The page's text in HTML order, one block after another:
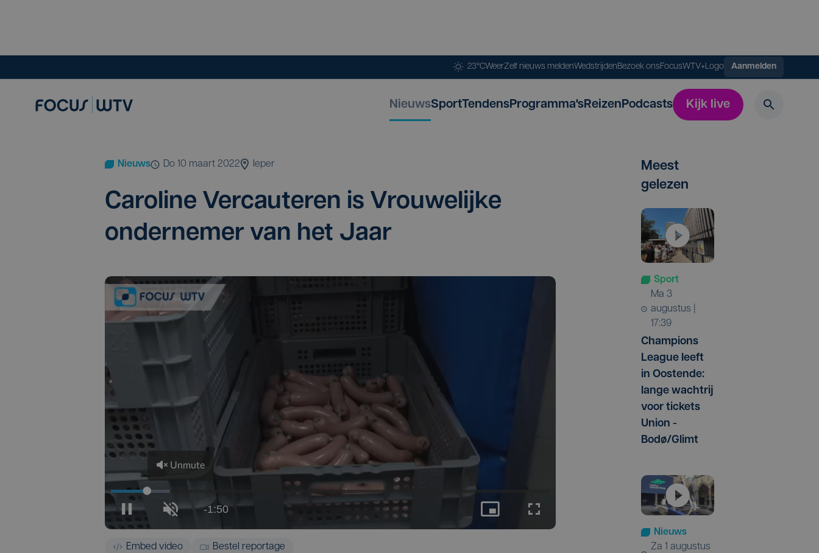
23°CWeerZelf nieuws meldenWedstrijdenBezoek onsFocusWTV+Logo Aanmelden
NieuwsSportTendensProgramma'sReizenPodcasts Kijk live
Nieuws do 10 maart 2022 Ieper
Caro­li­ne Ver­cau­te­ren is Vrou­we­lij­ke
onder­ne­mer van het Jaar
Embed video Bestel reportage
Meest
gelezen
Sport
ma 3
augustus |
17:39
Champions
League leeft
in Oostende:
lange wachtrij
voor tickets
Union -
Bodø/Glimt
Nieuws
za 1 augustus